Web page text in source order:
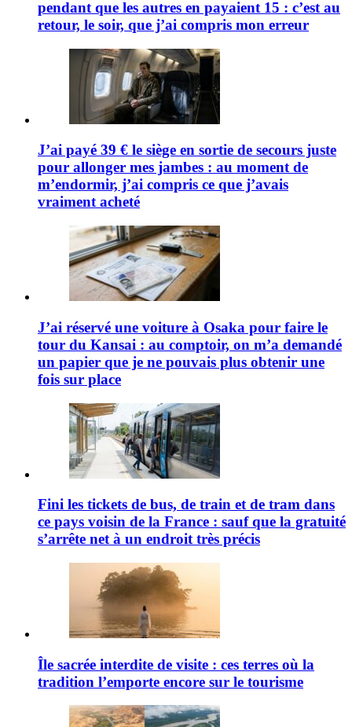
pendant que les autres en payaient 15 : c’est au
retour, le soir, que j’ai compris mon erreur
J’ai payé 39 € le siège en sortie de secours juste
pour allonger mes jambes : au moment de
m’endormir, j’ai compris ce que j’avais
vraiment acheté
J’ai réservé une voiture à Osaka pour faire le
tour du Kansai : au comptoir, on m’a demandé
un papier que je ne pouvais plus obtenir une
fois sur place
Fini les tickets de bus, de train et de tram dans
ce pays voisin de la France : sauf que la gratuité
s’arrête net à un endroit très précis
Île sacrée interdite de visite : ces terres où la
tradition l’emporte encore sur le tourisme